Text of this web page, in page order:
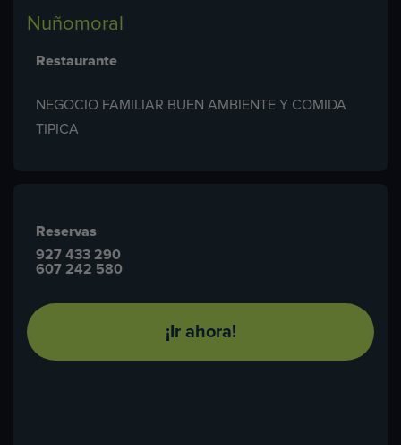
Nuñomoral
Restaurante
NEGOCIO FAMILIAR BUEN AMBIENTE Y COMIDA
TIPICA
Reservas
927 433 290
607 242 580
¡Ir ahora!